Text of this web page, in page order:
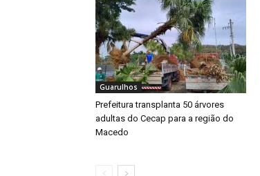
Guarulhos
Prefeitura transplanta 50 árvores
adultas do Cecap para a região do
Macedo